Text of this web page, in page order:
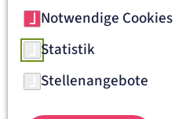
Navigationspfad
ST. JOSEFSKRANKENHAUS FREIBURG
ORTHOPÄDIE & UNFALLCHIRURGIE
Handchirurgie
Notwendige Cookies
Statistik
Stellenangebote